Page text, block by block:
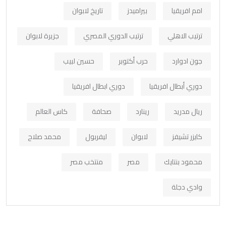
امم افريقيا
بيراميدز
تاريخ لابوان
ترتيب الاهلي
ترتيب الدوري المصري
جزيرة لابوان
جون ادوارد
حرب أكتوبر
حسين لبيب
دوري أبطال افريقيا
دوري ابطال افريقيا
ريال مدريد
رينارد صحافة
كاس العالم
كايزر تشيفز
لابوان ليفربول
محمد صلاح
محمود بنتايك
مصر
منتخب مصر
وادي دجلة